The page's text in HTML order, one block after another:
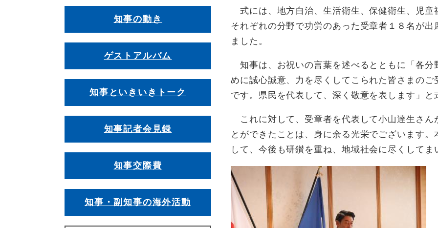
式には、地方自治、生活衛生、保健衛生、児童
それぞれの分野で功労のあった受章者１８名が
ました。
知事は、お祝いの言葉を述べるとともに「各分
めに誠心誠意、力を尽くしてこられた皆さまの
です。県民を代表して、深く敬意を表します」と
これに対して、受章者を代表して小山達生さん
とができたことは、身に余る光栄でございます
して、今後も研鑚を重ね、地域社会に尽くして
知事の動き
ゲストアルバム
知事といきいきトーク
知事記者会見録
知事交際費
知事・副知事の海外活動